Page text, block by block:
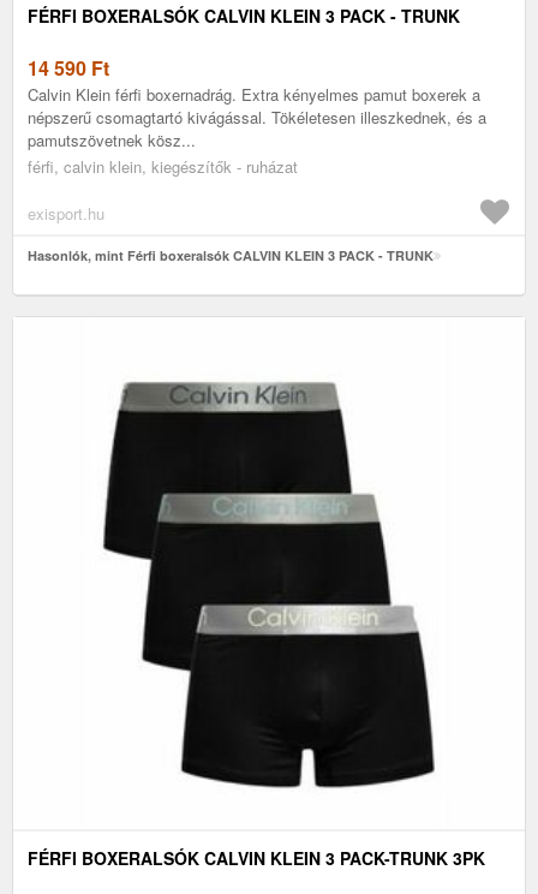
FÉRFI BOXERALSÓK CALVIN KLEIN 3 PACK - TRUNK
14 590 Ft
Calvin Klein férfi boxernadrág. Extra kényelmes pamut boxerek a
népszerű csomagtartó kivágással. Tökéletesen illeszkednek, és a
pamutszövetnek kösz...
férfi, calvin klein, kiegészítők - ruházat
exisport.hu
Hasonlók, mint Férfi boxeralsók CALVIN KLEIN 3 PACK - TRUNK
FÉRFI BOXERALSÓK CALVIN KLEIN 3 PACK-TRUNK 3PK